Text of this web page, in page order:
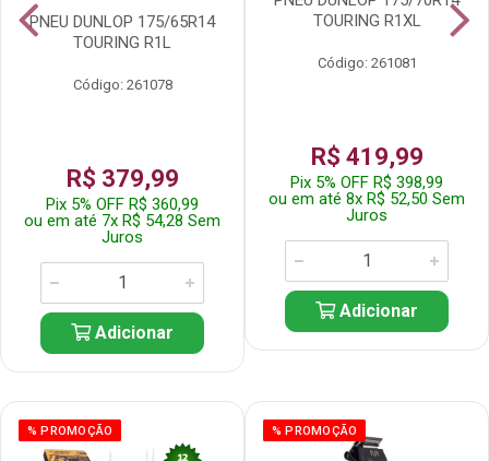
PNEU DUNLOP 175/65R14
TOURING R1L
Código: 261078
R$ 379,99
Pix 5% OFF R$ 360,99
ou em até 7x R$ 54,28 Sem
Juros
Adicionar
TOURING R1XL
Código: 261081
R$ 419,99
Pix 5% OFF R$ 398,99
ou em até 8x R$ 52,50 Sem
Juros
Adicionar
% PROMOÇÃO % PROMOÇÃO